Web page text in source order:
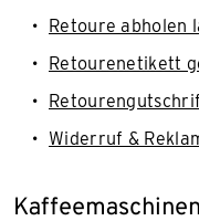
Retoure abholen
Retourenetikett
Widerruf &